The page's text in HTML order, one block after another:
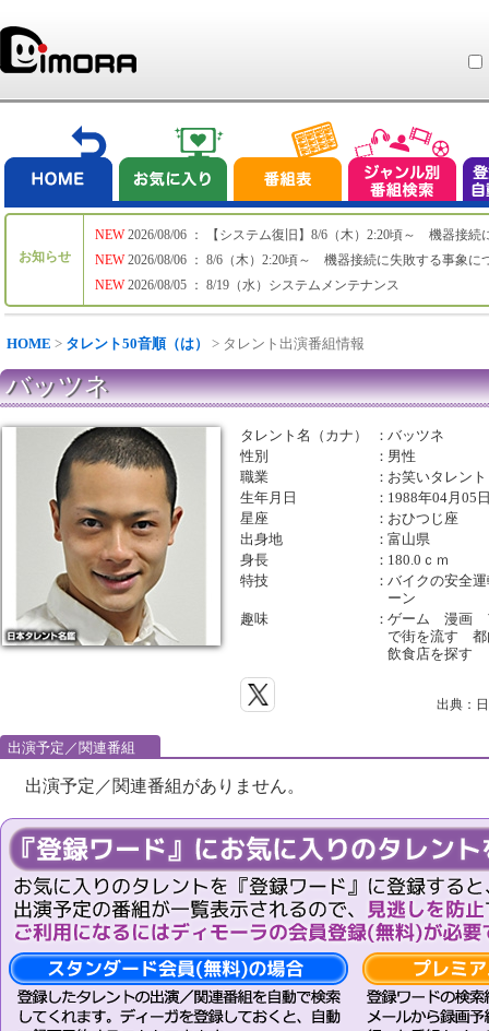
お知らせ
NEW
NEW
NEW
2026/08/06 ： 【システム復旧】8/6（木）2:20頃～ 機器接続
2026/08/06 ： 8/6（木）2:20頃～ 機器接続に失敗する事象に
2026/08/05 ： 8/19（水）システムメンテナンス
HOME > タレント50音順（は） > タレント出演番組情報
バッツネ
タレント名（カナ） ：バッツネ
性別
： 男性
職業
： お笑いタレント
生年月日
： 1988年04月05
星座
： おひつじ座
出身地
：富山県
身長
： 180.0ｃｍ
特技
：バイクの安全
ーン
趣味
：ゲーム 漫画
で街を流す 都
飲食店を探す
出典：
出演予定／関連番組
出演予定／関連番組がありません。